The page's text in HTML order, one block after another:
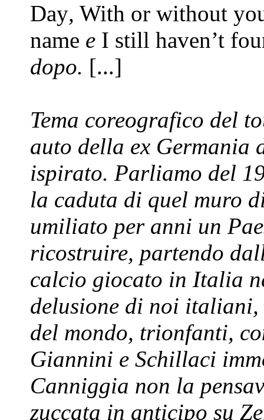
Day, With or without
name e I still haven’t
dopo. [...]
Tema coreografico del
auto della ex Germania
ispirato. Parliamo del
la caduta di quel muro
umiliato per anni un
ricostruire, partendo
calcio giocato in Italia
delusione di noi italiani,
del mondo, trionfanti,
Giannini e Schillaci
Canniggia non la
zuccata in anticipo su